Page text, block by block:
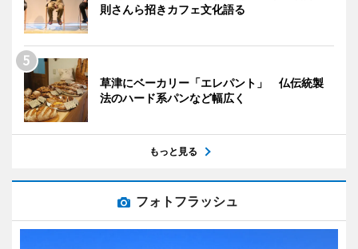
則さんら招きカフェ文化語る
草津にベーカリー「エレパント」 仏伝統製
法のハード系パンなど幅広く
もっと見る
フォトフラッシュ